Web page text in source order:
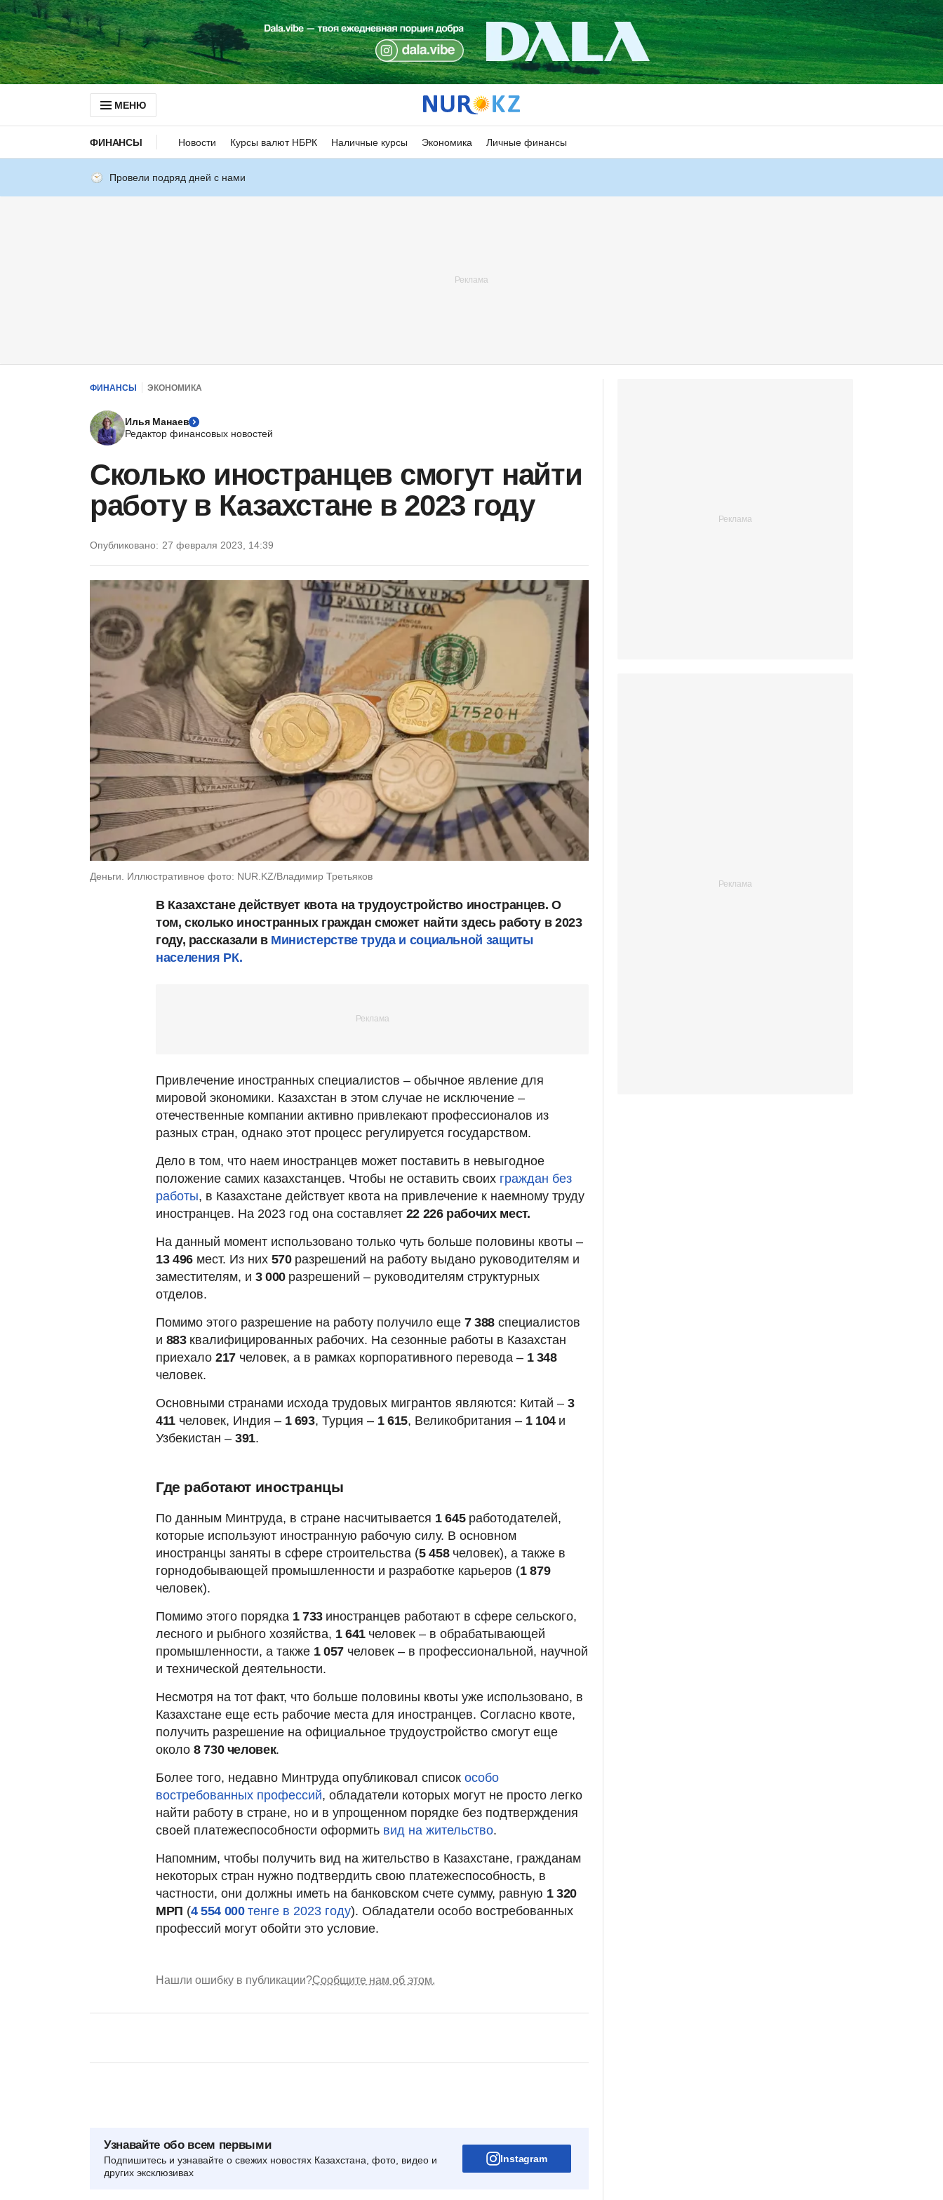
МЕНЮ
ФИНАНСЫ Новости Курсы валют НБРК Наличные курсы Экономика Личные финансы
Провели подряд дней с нами
ФИНАНСЫ ЭКОНОМИКА
Илья Манаев
Редактор финансовых новостей
Сколько иностранцев смогут найти
работу в Казахстане в 2023 году
Опубликовано: 27 февраля 2023, 14:39
Деньги. Иллюстративное фото: NUR.KZ/Владимир Третьяков
В Казахстане действует квота на трудоустройство иностранцев. О
том, сколько иностранных граждан сможет найти здесь работу в 2023
году, рассказали в Министерстве труда и социальной защиты
населения РК.
Привлечение иностранных специалистов – обычное явление для
мировой экономики. Казахстан в этом случае не исключение –
отечественные компании активно привлекают профессионалов из
разных стран, однако этот процесс регулируется государством.
Дело в том, что наем иностранцев может поставить в невыгодное
положение самих казахстанцев. Чтобы не оставить своих граждан без
работы, в Казахстане действует квота на привлечение к наемному труду
иностранцев. На 2023 год она составляет 22 226 рабочих мест.
На данный момент использовано только чуть больше половины квоты –
13 496мест. Из них 570 разрешений на работу выдано руководителям и
заместителям, и 3 000 разрешений – руководителям структурных
отделов.
Помимо этого разрешение на работу получило еще 7 388специалистов
и 883 квалифицированных рабочих. На сезонные работы в Казахстан
приехало 217человек, а в рамках корпоративного перевода –1 348
человек.
Основными странами исхода трудовых мигрантов являются: Китай – 3
411 человек, Индия – 1 693, Турция – 1 615, Великобритания –1 104 и
Узбекистан – 391.
Где работают иностранцы
По данным Минтруда, в стране насчитывается 1 645 работодателей,
которые используют иностранную рабочую силу. В основном
иностранцы заняты в сфере строительства (5 458 человек), а также в
горнодобывающей промышленности и разработке карьеров (1 879
человек).
Помимо этого порядка 1 733 иностранцев работают в сфере сельского,
лесного и рыбного хозяйства, 1 641 человек – в обрабатывающей
промышленности, а также 1 057человек – в профессиональной, научной
и технической деятельности.
Несмотря на тот факт, что больше половины квоты уже использовано, в
Казахстане еще есть рабочие места для иностранцев. Согласно квоте,
получить разрешение на официальное трудоустройство смогут еще
около 8 730 человек.
Более того, недавно Минтруда опубликовал список особо
востребованных профессий, обладатели которых могут не просто легко
найти работу в стране, но и в упрощенном порядке без подтверждения
своей платежеспособности оформить вид на жительство.
Напомним, чтобы получить вид на жительство в Казахстане, гражданам
некоторых стран нужно подтвердить свою платежеспособность, в
частности, они должны иметь на банковском счете сумму, равную 1 320
МРП (4 554 000тенге в 2023 году). Обладатели особо востребованных
профессий могут обойти это условие.
Нашли ошибку в публикации?Сообщите нам об этом.
Узнавайте обо всем первыми
Подпишитесь и узнавайте о свежих новостях Казахстана, фото, видео и
других эксклюзивах
Instagram